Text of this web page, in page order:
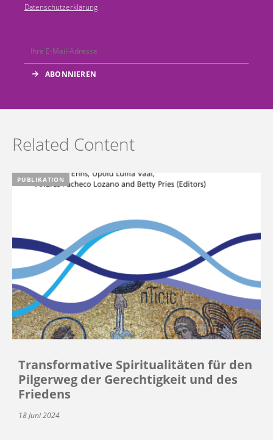
Datenschutzerklärung
Related Content
PUBLIKATION
Transformative Spiritualitäten für den
Pilgerweg der Gerechtigkeit und des
Friedens
18 Juni 2024